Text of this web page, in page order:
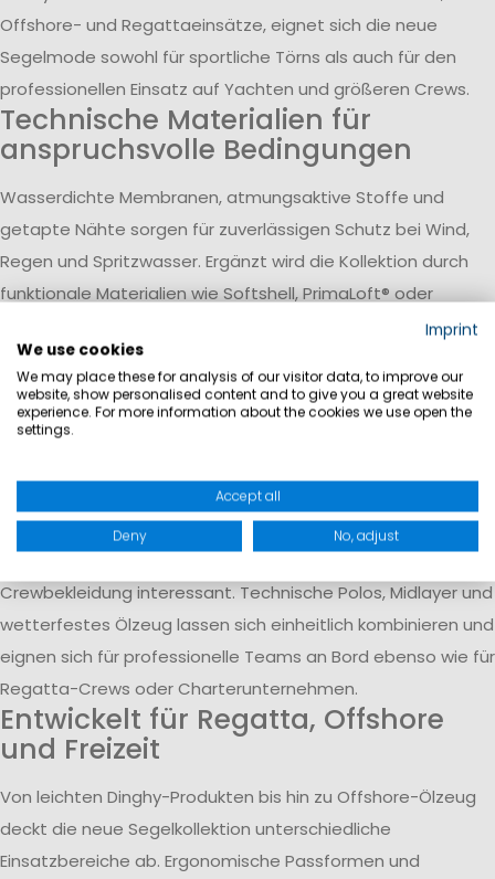
Offshore- und Regattaeinsätze, eignet sich die neue
Segelmode sowohl für sportliche Törns als auch für den
professionellen Einsatz auf Yachten und größeren Crews.
Technische Materialien für
anspruchsvolle Bedingungen
Wasserdichte Membranen, atmungsaktive Stoffe und
getapte Nähte sorgen für zuverlässigen Schutz bei Wind,
Regen und Spritzwasser. Ergänzt wird die Kollektion durch
funktionale Materialien wie Softshell, PrimaLoft® oder
Cordura®, die Wärmeisolierung, Bewegungsfreiheit und
Strapazierfähigkeit kombinieren. Besonders im Bereich
Offshore-Ölzeug stehen robuste Konstruktionen für
intensive Wetterbedingungen zur Verfügung.
Funktionale Segelbekleidung als
moderne Crew Wear
Die klaren Schnitte und technischen Designs machen die
Crewbekleidung interessant. Technische Polos, Midlayer und
wetterfestes Ölzeug lassen sich einheitlich kombinieren und
eignen sich für professionelle Teams an Bord ebenso wie für
Regatta-Crews oder Charterunternehmen.
Entwickelt für Regatta, Offshore
und Freizeit
Von leichten Dinghy-Produkten bis hin zu Offshore-Ölzeug
deckt die neue Segelkollektion unterschiedliche
Einsatzbereiche ab. Ergonomische Passformen und
Imprint
We use cookies
We may place these for analysis of our visitor data, to improve our
website, show personalised content and to give you a great website
experience. For more information about the cookies we use open the
settings.
Accept all
Deny No, adjust